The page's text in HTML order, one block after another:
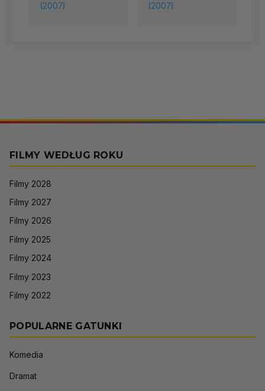
(2007) (2007)
FILMY WEDŁUG ROKU
Filmy 2028
Filmy 2027
Filmy 2026
Filmy 2025
Filmy 2024
Filmy 2023
Filmy 2022
POPULARNE GATUNKI
Komedia
Dramat